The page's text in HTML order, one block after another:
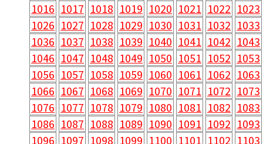
1016 1017 1018 1019 1020 1021 1022 1023
1026 1027 1028 1029 1030 1031 1032 1033
1036 1037 1038 1039 1040 1041 1042 1043
1046 1047 1048 1049 1050 1051 1052 1053
1056 1057 1058 1059 1060 1061 1062 1063
1066 1067 1068 1069 1070 1071 1072 1073
1076 1077 1078 1079 1080 1081 1082 1083
1086 1087 1088 1089 1090 1091 1092 1093
1096 1097 1098 1099 1100 1101 1102 1103